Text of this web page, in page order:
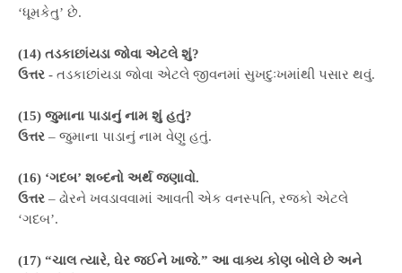
‘ધૂમકેતુ’ છે.
(14) તડકાછાંયડા જોવા એટલે શું?
ઉત્તર - તડકાછાંયડા જોવા એટલે જીવનમાં સુખદુઃખમાંથી પસાર થવું.
(15) જુમાના પાડાનું નામ શું હતું?
ઉત્તર – જુમાના પાડાનું નામ વેણુ હતું.
(16) ‘ગદબ’ શબ્દનો અર્થ જણાવો.
ઉત્તર – ઢોરને ખવડાવવામાં આવતી એક વનસ્પતિ, રજકો એટલે
‘ગદબ’.
(17) “ચાલ ત્યારે, ઘેર જઈને ખાજે.” આ વાક્ય કોણ બોલે છે અને